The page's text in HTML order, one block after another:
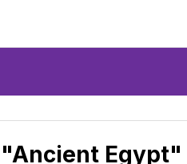
"Ancient Egypt"